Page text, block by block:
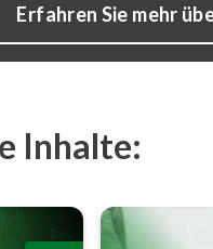
Erfahren Sie mehr
Inhalte: